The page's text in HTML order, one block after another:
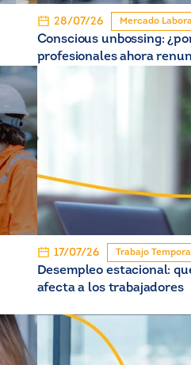
28/07/26 Mercado
Conscious unbossing:
profesionales ahora
17/07/26 Trabajo
Desempleo estacional:
afecta a los trabajadores